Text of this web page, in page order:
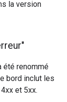
la version
été renommé
bord inclut les
et 5xx.